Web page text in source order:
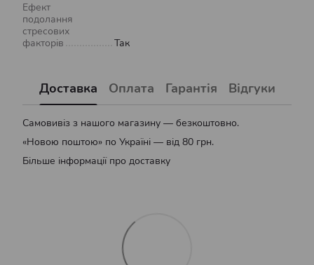
Ефект
подолання
стресових
факторів
Так
Доставка Оплата Гарантія Відгуки
Самовивіз з нашого магазину — безкоштовно.
«Новою поштою» по Україні — від 80 грн.
Більше інформації про доставку